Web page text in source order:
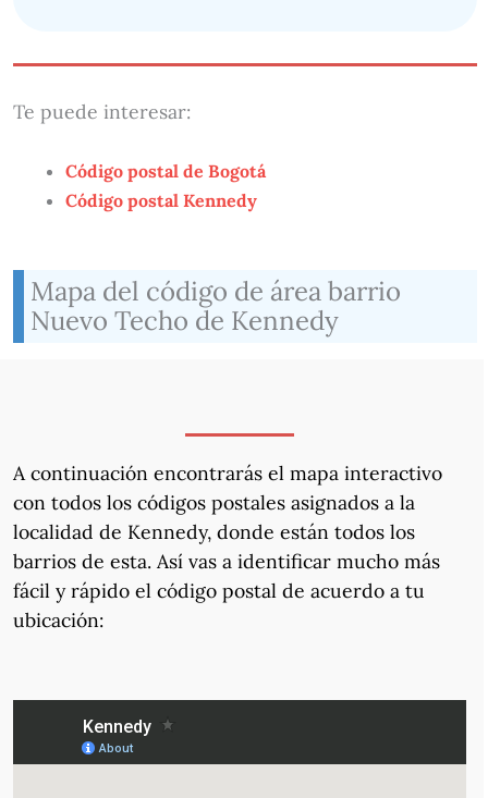
Te puede interesar:
Código postal de Bogotá
Código postal Kennedy
Mapa del código de área barrio
Nuevo Techo de Kennedy
A continuación encontrarás el mapa interactivo
con todos los códigos postales asignados a la
localidad de Kennedy, donde están todos los
barrios de esta. Así vas a identificar mucho más
fácil y rápido el código postal de acuerdo a tu
ubicación: